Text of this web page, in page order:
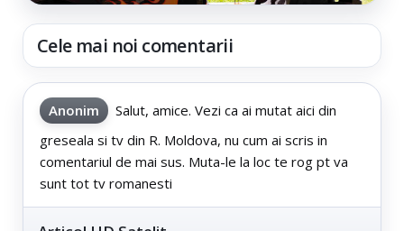
Cele mai noi comentarii
Anonim
Salut, amice. Vezi ca ai mutat aici din
greseala si tv din R. Moldova, nu cum ai scris in
comentariul de mai sus. Muta-le la loc te rog pt va
sunt tot tv romanesti